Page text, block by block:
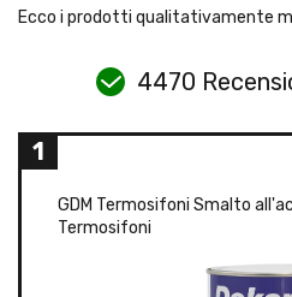
Ecco i prodotti qualitativamente
4470
1
GDM Termosifoni Smalto
Termosifoni